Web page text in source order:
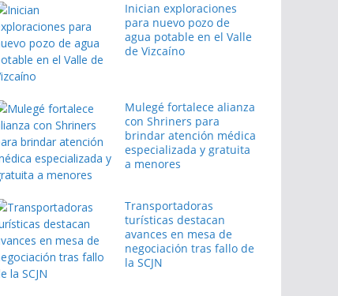
Inician exploraciones
para nuevo pozo de
agua potable en el Valle
de Vizcaíno
Mulegé fortalece alianza
con Shriners para
brindar atención médica
especializada y gratuita
a menores
Transportadoras
turísticas destacan
avances en mesa de
negociación tras fallo de
la SCJN